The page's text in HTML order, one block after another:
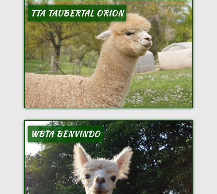
TTA TAUBERTAL ORION
WBTA BENVINDO